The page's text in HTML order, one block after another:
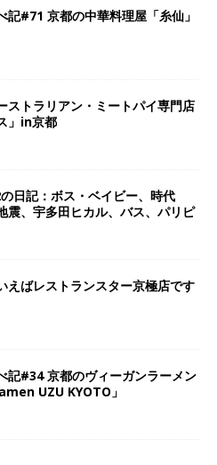
記#71 京都の中華料理屋「糸仙」
ストラリアン・ミートパイ専門店
」in京都
日記：ボス・ベイビー、時代
震、宇多田ヒカル、バス、パリピ
えばレストランスター京極店です
記#34 京都のヴィーガンラーメン
UZU KYOTO」